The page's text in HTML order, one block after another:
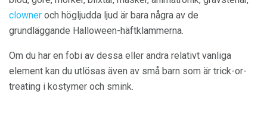
clowner och högljudda ljud är bara några av de
grundläggande Halloween-häftklammerna.
Om du har en fobi av dessa eller andra relativt vanliga
element kan du utlösas även av små barn som är trick-or-
treating i kostymer och smink.